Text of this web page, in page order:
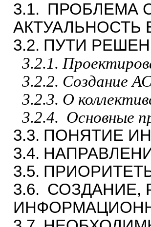
3.1. ПРОБЛЕМА
АКТУАЛЬНОСТЬ
3.2. ПУТИ
3.2.1.
3.2.2. Создание
3.2.3. О
3.2.4. Основные
3.3. ПОНЯТИЕ
3.4.
3.5.
3.6. СОЗДАНИЕ,